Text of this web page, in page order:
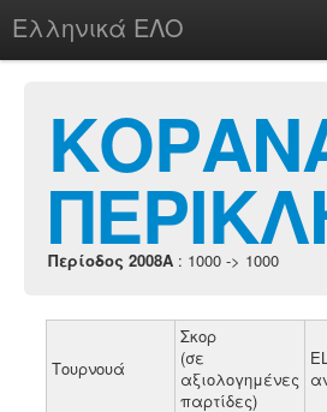
Ελληνικά ΕΛΟ
chesstu.be @ discord
Login
Περίοδος 2008A : 1000 -> 1000
Τουρνουά
Σκορ
(σε
αξιολογημένες
παρτίδες)